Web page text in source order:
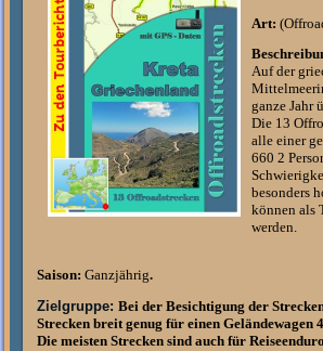
Art:
Auf der
ganze Jahr
Die 13
alle einer
660 2
besonders
können als
werden.
Saison:Ganzjährig.
Zielgruppe: Bei der Besichtigung der
Strecken breit genug für einen Geländewagen
Die meisten Strecken sind auch für